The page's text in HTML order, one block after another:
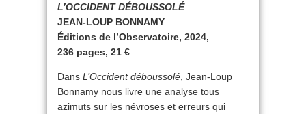
L’OCCIDENT DÉBOUSSOLÉ
JEAN-LOUP BONNAMY
Éditions de l’Observatoire, 2024,
236 pages, 21 €
Dans L’Occident déboussolé , Jean-Loup
Bonnamy nous livre une analyse tous
azimuts sur les névroses et erreurs qui